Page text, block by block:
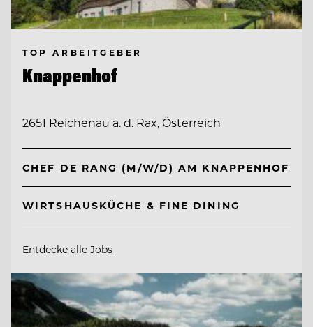
TOP ARBEITGEBER
Knappenhof
2651 Reichenau a. d. Rax, Österreich
CHEF DE RANG (M/W/D) AM KNAPPENHOF
WIRTSHAUSKÜCHE & FINE DINING
Entdecke alle Jobs